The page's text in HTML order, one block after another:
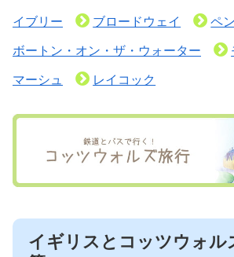
イブリー ブロードウェイ ペ
ボートン・オン・ザ・ウォーター
マーシュ レイコック
イギリスとコッツウォル